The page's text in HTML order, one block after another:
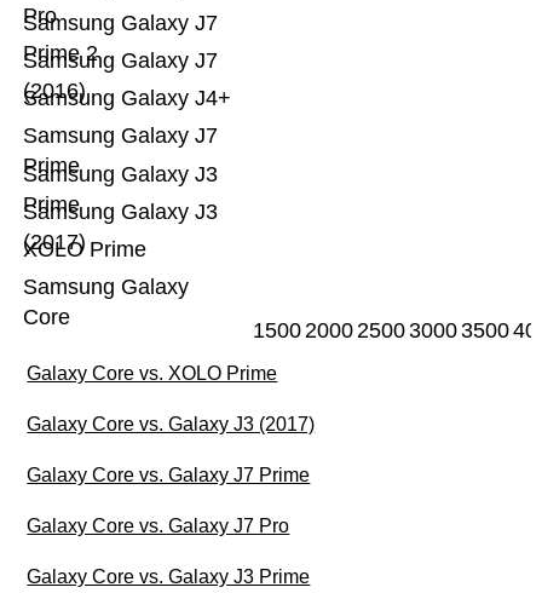
Samsung Galaxy
Core
XOLO Prime
Samsung Galaxy J3
(2017)
Samsung Galaxy J3
Prime
Samsung Galaxy J7
Prime
Samsung Galaxy J4+
Samsung Galaxy J7
(2016)
Samsung Galaxy J7
Prime 2
Pro
15002000250030003500
Galaxy Core vs. XOLO Prime
Galaxy Core vs. Galaxy J3 (2017)
Galaxy Core vs. Galaxy J7 Prime
Galaxy Core vs. Galaxy J7 Pro
Galaxy Core vs. Galaxy J3 Prime